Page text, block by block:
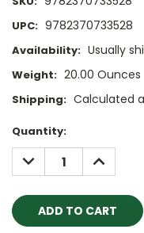
UPC: 9782370733528
Availability: Usually
Weight: 20.00 Ounces
Shipping: Calculated
Current
Stock:
Quantity:
DECREASE
QUANTITY:
INCREASE
QUANTITY: